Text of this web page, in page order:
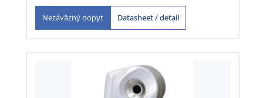
Nezáväzný dopyt Datasheet / detail